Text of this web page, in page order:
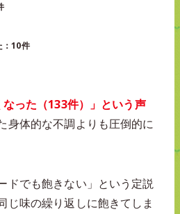
：10件
った（133件）」という声
身体的な不調よりも圧倒的に
ドでも飽きない」という定説
じ味の繰り返しに飽きてしま